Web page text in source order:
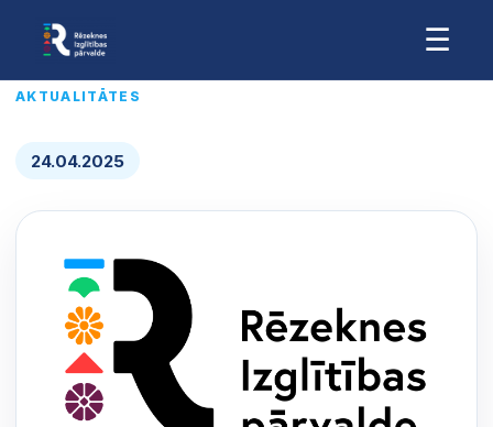
☰
AKTUALITĀTES
24.04.2025